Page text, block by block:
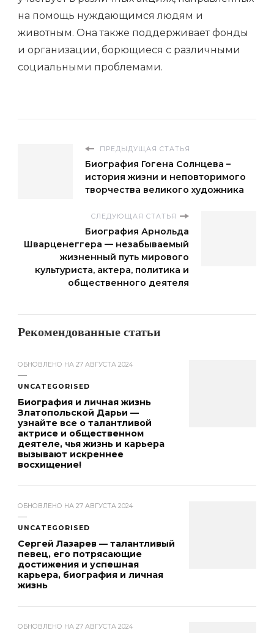
на помощь нуждающимся людям и
животным. Она также поддерживает фонды
и организации, борющиеся с различными
социальными проблемами.
ПРЕДЫДУЩАЯ СТАТЬЯ
Биография Гогена Солнцева –
история жизни и неповторимого
творчества великого художника
СЛЕДУЮЩАЯ СТАТЬЯ
Биография Арнольда
Шварценеггера — незабываемый
жизненный путь мирового
культуриста, актера, политика и
общественного деятеля
Рекомендованные статьи
ОБНОВЛЕНО НА 27 АВГУСТА 2024
UNCATEGORISED
Биография и личная жизнь
Златопольской Дарьи —
узнайте все о талантливой
актрисе и общественном
деятеле, чья жизнь и карьера
вызывают искреннее
восхищение!
ОБНОВЛЕНО НА 27 АВГУСТА 2024
UNCATEGORISED
Сергей Лазарев — талантливый
певец, его потрясающие
достижения и успешная
карьера, биография и личная
жизнь
ОБНОВЛЕНО НА 27 АВГУСТА 2024